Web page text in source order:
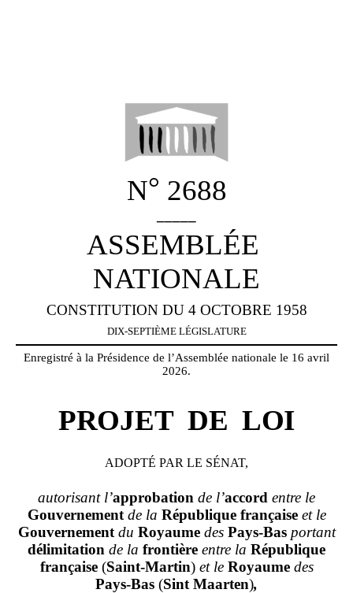
N° 2688
ASSEMBLÉE
NATIONALE
CONSTITUTION DU 4 OCTOBRE 1958
DIX-SEPTIÈME LÉGISLATURE
Enregistré à la Présidence de l’Assemblée nationale le 16 avril
2026.
PROJET DE LOI
ADOPTÉ PAR LE SÉNAT,
autorisant l’approbation de l’accord entre le
Gouvernementde la République françaiseet le
Gouvernementdu RoyaumedesPays‑Basportant
délimitation de la frontière entre la République
française(Saint‑Martin)et leRoyaumedes
Pays‑Bas (Sint Maarten),